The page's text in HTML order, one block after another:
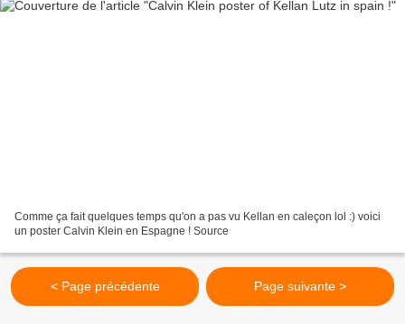
Comme ça fait quelques temps qu'on a pas vu Kellan en caleçon lol :) voici
un poster Calvin Klein en Espagne ! Source
< Page précédente Page suivante >